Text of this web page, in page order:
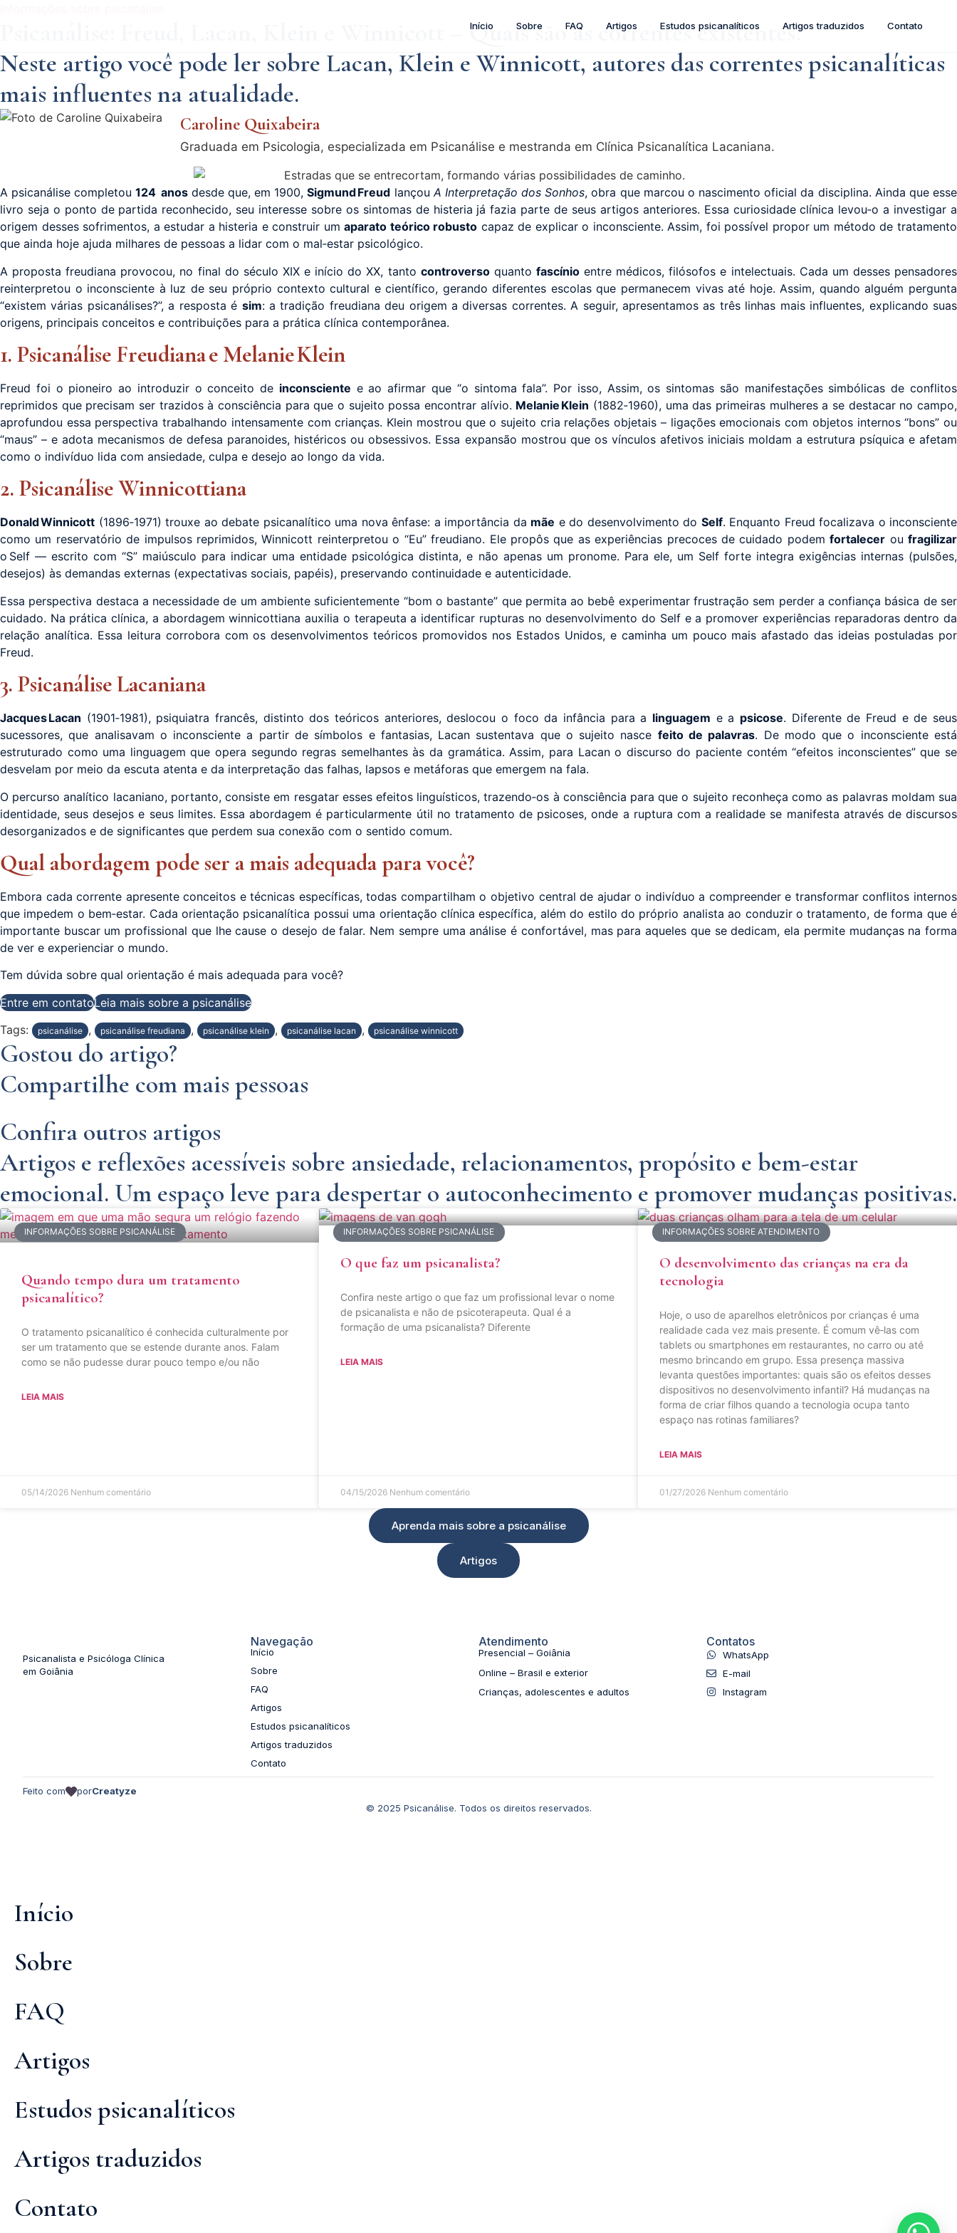
Início Sobre FAQ Artigos Estudos psicanalíticos Artigos traduzidos Contato
Psicanálise: Freud, Lacan, Klein e Winnicott – Quais são as correntes existentes?
Neste artigo você pode ler sobre Lacan, Klein e Winnicott, autores das correntes psicanalíticas
mais influentes na atualidade.
Caroline Quixabeira
Graduada em Psicologia, especializada em Psicanálise e mestranda em Clínica Psicanalítica Lacaniana.
A psicanálise completou124 anosdesde que, em 1900,Sigmund Freud lançouA Interpretação dos Sonhos, obra que marcou o nascimento oficial da disciplina. Ainda que esse
livro seja o ponto de partida reconhecido, seu interesse sobre os sintomas de histeria já fazia parte de seus artigos anteriores. Essa curiosidade clínica levou‑o a investigar a
origem desses sofrimentos, a estudar a histeria e construir umaparato teórico robusto capaz de explicar o inconsciente. Assim, foi possível propor um método de tratamento
que ainda hoje ajuda milhares de pessoas a lidar com o mal‑estar psicológico.
A proposta freudiana provocou, no final do século XIX e início do XX, tanto controversoquanto fascínioentre médicos, filósofos e intelectuais. Cada um desses pensadores
reinterpretou o inconsciente à luz de seu próprio contexto cultural e científico, gerando diferentes escolas que permanecem vivas até hoje. Assim, quando alguém pergunta
“existem várias psicanálises?”, a resposta é sim: a tradição freudiana deu origem a diversas correntes. A seguir, apresentamos as três linhas mais influentes, explicando suas
origens, principais conceitos e contribuições para a prática clínica contemporânea.
1. Psicanálise Freudiana e Melanie Klein
Freud foi o pioneiro ao introduzir o conceito de inconsciente e ao afirmar que “o sintoma fala”. Por isso, Assim, os sintomas são manifestações simbólicas de conflitos
reprimidos que precisam ser trazidos à consciência para que o sujeito possa encontrar alívio. Melanie Klein (1882‑1960), uma das primeiras mulheres a se destacar no campo,
aprofundou essa perspectiva trabalhando intensamente com crianças. Klein mostrou que o sujeito cria relações objetais – ligações emocionais com objetos internos “bons” ou
“maus” – e adota mecanismos de defesa paranoides, histéricos ou obsessivos. Essa expansão mostrou que os vínculos afetivos iniciais moldam a estrutura psíquica e afetam
como o indivíduo lida com ansiedade, culpa e desejo ao longo da vida.
2. Psicanálise Winnicottiana
Donald Winnicott (1896‑1971) trouxe ao debate psicanalítico uma nova ênfase: a importância da mãe e do desenvolvimento do Self. Enquanto Freud focalizava o inconsciente
como um reservatório de impulsos reprimidos, Winnicott reinterpretou o “Eu” freudiano. Ele propôs que as experiências precoces de cuidado podemfortalecer oufragilizar
o Self — escrito com “S” maiúsculo para indicar uma entidade psicológica distinta, e não apenas um pronome. Para ele, um Self forte integra exigências internas (pulsões,
desejos) às demandas externas (expectativas sociais, papéis), preservando continuidade e autenticidade.
Essa perspectiva destaca a necessidade de um ambiente suficientemente “bom o bastante” que permita ao bebê experimentar frustração sem perder a confiança básica de ser
cuidado. Na prática clínica, a abordagem winnicottiana auxilia o terapeuta a identificar rupturas no desenvolvimento do Self e a promover experiências reparadoras dentro da
relação analítica. Essa leitura corrobora com os desenvolvimentos teóricos promovidos nos Estados Unidos, e caminha um pouco mais afastado das ideias postuladas por
Freud.
3. Psicanálise Lacaniana
Jacques Lacan (1901‑1981), psiquiatra francês, distinto dos teóricos anteriores, deslocou o foco da infância para a linguagem e a psicose. Diferente de Freud e de seus
sucessores, que analisavam o inconsciente a partir de símbolos e fantasias, Lacan sustentava que o sujeito nasce feito de palavras. De modo que o inconsciente está
estruturado como uma linguagem que opera segundo regras semelhantes às da gramática. Assim, para Lacan o discurso do paciente contém “efeitos inconscientes” que se
desvelam por meio da escuta atenta e da interpretação das falhas, lapsos e metáforas que emergem na fala.
O percurso analítico lacaniano, portanto, consiste em resgatar esses efeitos linguísticos, trazendo‑os à consciência para que o sujeito reconheça como as palavras moldam sua
identidade, seus desejos e seus limites. Essa abordagem é particularmente útil no tratamento de psicoses, onde a ruptura com a realidade se manifesta através de discursos
desorganizados e de significantes que perdem sua conexão com o sentido comum.
Qual abordagem pode ser a mais adequada para você?
Embora cada corrente apresente conceitos e técnicas específicas, todas compartilham o objetivo central de ajudar o indivíduo a compreender e transformar conflitos internos
que impedem o bem‑estar. Cada orientação psicanalítica possui uma orientação clínica específica, além do estilo do próprio analista ao conduzir o tratamento, de forma que é
importante buscar um profissional que lhe cause o desejo de falar. Nem sempre uma análise é confortável, mas para aqueles que se dedicam, ela permite mudanças na forma
de ver e experienciar o mundo.
Tem dúvida sobre qual orientação é mais adequada para você?
Entre em contatoLeia mais sobre a psicanálise
Tags:
psicanálise , psicanálise freudiana , psicanálise klein , psicanálise lacan , psicanálise winnicott
Gostou do artigo?
Compartilhe com mais pessoas
Confira outros artigos
Artigos e reflexões acessíveis sobre ansiedade, relacionamentos, propósito e bem-estar
emocional. Um espaço leve para despertar o autoconhecimento e promover mudanças positivas.
INFORMAÇÕES SOBRE PSICANÁLISE
Quando tempo dura um tratamento
psicanalítico?
O tratamento psicanalítico é conhecida culturalmente por
ser um tratamento que se estende durante anos. Falam
como se não pudesse durar pouco tempo e/ou não
LEIA MAIS
05/14/2026 Nenhum comentário
INFORMAÇÕES SOBRE PSICANÁLISE
O que faz um psicanalista?
Confira neste artigo o que faz um profissional levar o nome
de psicanalista e não de psicoterapeuta. Qual é a
formação de uma psicanalista? Diferente
LEIA MAIS
04/15/2026 Nenhum comentário
INFORMAÇÕES SOBRE ATENDIMENTO
O desenvolvimento das crianças na era da
tecnologia
Hoje, o uso de aparelhos eletrônicos por crianças é uma
realidade cada vez mais presente. É comum vê‑las com
tablets ou smartphones em restaurantes, no carro ou até
mesmo brincando em grupo. Essa presença massiva
levanta questões importantes: quais são os efeitos desses
dispositivos no desenvolvimento infantil? Há mudanças na
forma de criar filhos quando a tecnologia ocupa tanto
espaço nas rotinas familiares?
LEIA MAIS
01/27/2026 Nenhum comentário
Aprenda mais sobre a psicanálise
Artigos
Psicanalista e Psicóloga Clínica
em Goiânia
Navegação
Início
Sobre
FAQ
Artigos
Estudos psicanalíticos
Artigos traduzidos
Contato
Atendimento
Presencial – Goiânia
Online – Brasil e exterior
Crianças, adolescentes e adultos
Contatos
WhatsApp
E-mail
Instagram
Feito com porCreatyze
© 2025 Psicanálise. Todos os direitos reservados.
Início
Sobre
FAQ
Artigos
Estudos psicanalíticos
Artigos traduzidos
Contato